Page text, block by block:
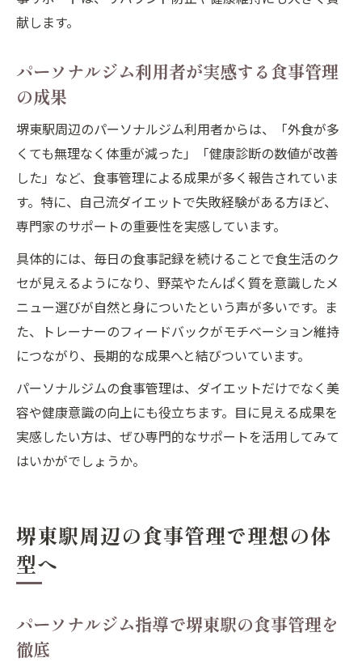
献します。
パーソナルジム利用者が実感する食事管理
の成果
堺東駅周辺のパーソナルジム利用者からは、「外食が多
くても無理なく体重が減った」「健康診断の数値が改善
した」など、食事管理による成果が多く報告されていま
す。特に、自己流ダイエットで失敗経験がある方ほど、
専門家のサポートの重要性を実感しています。
具体的には、毎日の食事記録を続けることで食生活のク
セが見えるようになり、野菜やたんぱく質を意識したメ
ニュー選びが自然と身についたという声が多いです。ま
た、トレーナーのフィードバックがモチベーション維持
につながり、長期的な成果へと結びついています。
パーソナルジムの食事管理は、ダイエットだけでなく美
容や健康意識の向上にも役立ちます。目に見える成果を
実感したい方は、ぜひ専門的なサポートを活用してみて
はいかがでしょうか。
堺東駅周辺の食事管理で理想の体
型へ
パーソナルジム指導で堺東駅の食事管理を
徹底